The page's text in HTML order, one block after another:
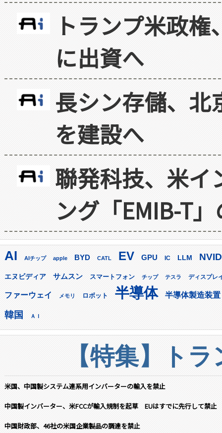
トランプ米政
に出資へ
長シン存儲、北
を建設へ
聯発科技、米イ
ング「EMIB-T
AI AIチップ apple BYD CATL EV GPU IC LLM
エヌビディア サムスン スマートフォン チップ テスラ ディスプレ
ファーウェイ メモリ ロボット 半導体 半導体製造装置
韓国 ＡＩ
【特集】ト
米国、中国製システム連系用インバーターの輸入を禁止
中国製インバーター、米FCCが輸入規制を起草 EUはすでに先行して禁止
中国財政部、46社の米国企業製品の調達を禁止